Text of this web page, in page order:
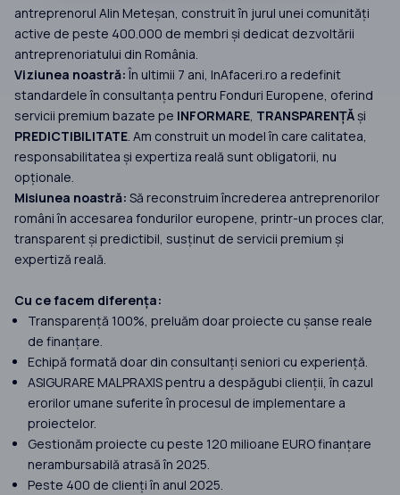
antreprenorul Alin Meteșan, construit în jurul unei comunități
active de peste 400.000 de membri și dedicat dezvoltării
antreprenoriatului din România.
Viziunea noastră:În ultimii 7 ani, InAfaceri.ro a redefinit
standardele în consultanța pentru Fonduri Europene, oferind
servicii premium bazate pe INFORMARE, TRANSPARENȚĂși
PREDICTIBILITATE. Am construit un model în care calitatea,
responsabilitatea și expertiza reală sunt obligatorii, nu
opționale.
Misiunea noastră: Să reconstruim încrederea antreprenorilor
români în accesarea fondurilor europene, printr-un proces clar,
transparent și predictibil, susținut de servicii premium și
expertiză reală.
Cu ce facem diferența:
Transparență 100%, preluăm doar proiecte cu șanse reale
de finanțare.
Echipă formată doar din consultanți seniori cu experiență.
ASIGURARE MALPRAXIS pentru a despăgubi clienții, în cazul
erorilor umane suferite în procesul de implementare a
proiectelor.
Gestionăm proiecte cu peste 120 milioane EURO finanțare
nerambursabilă atrasă în 2025.
Peste 400 de clienți în anul 2025.